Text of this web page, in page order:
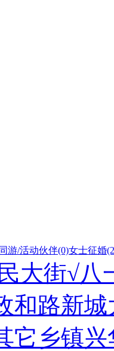
同游/活动伙伴(0)女士征婚
大街√八
和路新城
它乡镇兴